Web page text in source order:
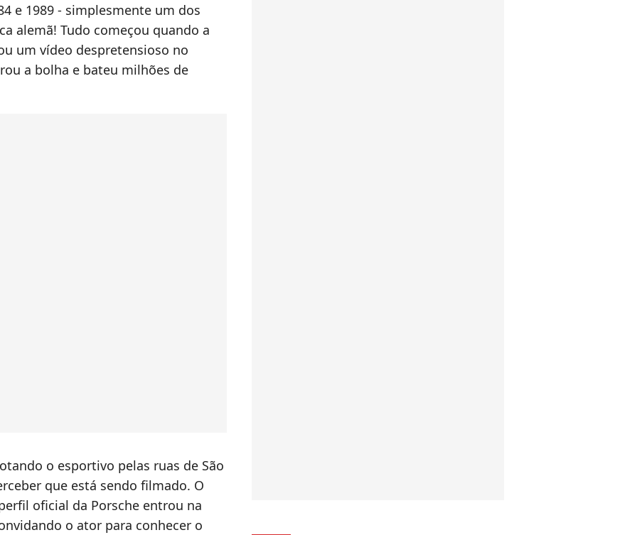
e 1989 - simplesmente um dos
alemã! Tudo começou quando a
um vídeo despretensioso no
a bolha e bateu milhões de
o esportivo pelas ruas de São
que está sendo filmado. O
oficial da Porsche entrou na
o ator para conhecer o